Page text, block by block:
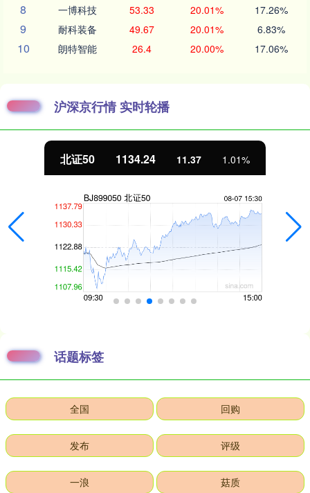
8 一博科技 53.33 20.01% 17.26%
9 耐科装备 49.67 20.01% 6.83%
10 朗特智能 26.4 20.00% 17.06%
沪深京行情 实时轮播
北证50 1134.24 11.37 1.01%
话题标签
全国 回购
发布 评级
一浪 菇质